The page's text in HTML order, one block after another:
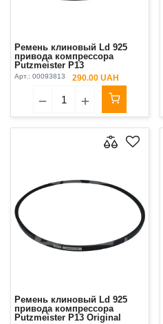
Ремень клиновый Ld 925
привода компрессора
Putzmeister Р13
Арт.: 00093813 290.00 UAH
Ремень клиновый Ld 925
привода компрессора
Putzmeister Р13 Original